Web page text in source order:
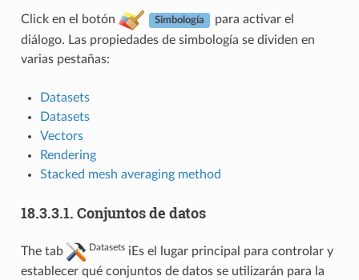
Click en el botón Simbología
para activar el
diálogo. Las propiedades de simbología se dividen en
varias pestañas:
Datasets
Datasets
Vectors
Rendering
Stacked mesh averaging method
18.3.3.1. Conjuntos de datos
The tab DatasetsiEs el lugar principal para controlar y
establecer qué conjuntos de datos se utilizarán para la